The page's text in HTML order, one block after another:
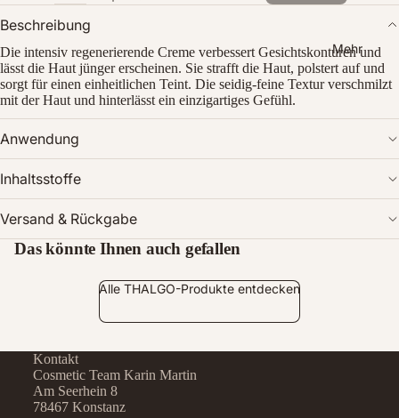
Mehr
Bild
im
Vollbildmodus
öffnen
Beschreibung
Die intensiv regenerierende Creme verbessert Gesichtskonturen und
lässt die Haut jünger erscheinen. Sie strafft die Haut, polstert auf und
sorgt für einen einheitlichen Teint. Die seidig-feine Textur verschmilzt
mit der Haut und hinterlässt ein einzigartiges Gefühl.
Anwendung
Inhaltsstoffe
Versand & Rückgabe
Das könnte Ihnen auch gefallen
Alle THALGO-Produkte entdecken
Kontakt
Cosmetic Team Karin Martin
Am Seerhein 8
78467 Konstanz